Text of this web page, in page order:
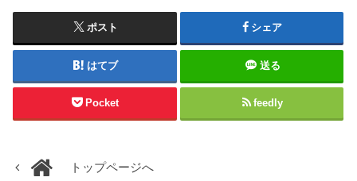
ポスト シェア
はてブ 送る
Pocket feedly
トップページへ